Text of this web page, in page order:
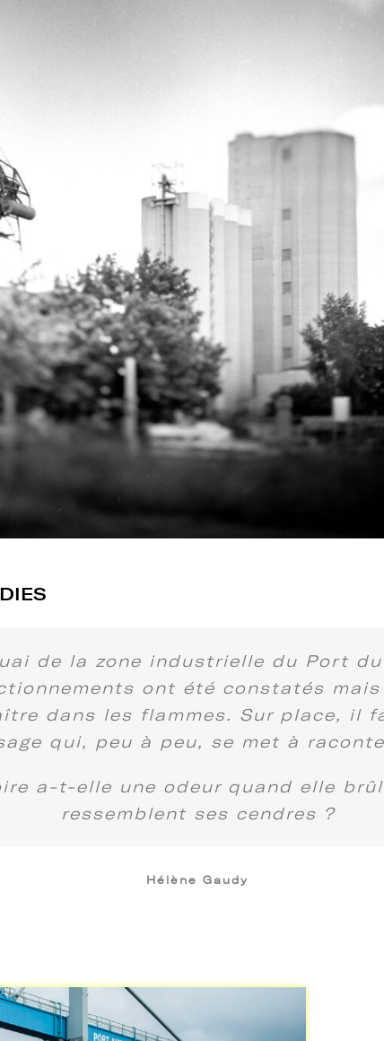
de la zone industrielle du Port
ont été constatés
dans les flammes. Sur place, il
qui, peu à peu, se met à
a-t-elle une odeur quand elle
ressemblent ses cendres ?
Hélène Gaudy